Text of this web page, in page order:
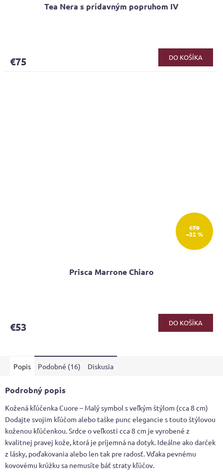
Tea Nera s prídavným popruhom IV
€75 DO KOŠÍKA
€79
–32 %
Prisca Marrone Chiaro
je
hviezdičiek.
€53 DO KOŠÍKA
Popis Podobné (16) Diskusia
Podrobný popis
Kožená kľúčenka Cuore – Malý symbol s veľkým štýlom (cca 8 cm)
Dodajte svojim kľúčom alebo taške punc elegancie s touto štýlovou
koženou kľúčenkou. Srdce o veľkosti cca 8 cm je vyrobené z
kvalitnej pravej kože, ktorá je príjemná na dotyk. Ideálne ako darček
z lásky, poďakovania alebo len tak pre radosť. Vďaka pevnému
kovovému krúžku sa nemusíte báť straty kľúčov.